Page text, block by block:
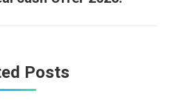
Posts